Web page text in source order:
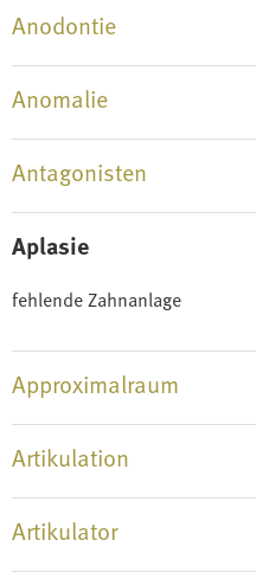
Anodontie
Anomalie
Antagonisten
Aplasie
fehlende Zahnanlage
Approximalraum
Artikulation
Artikulator